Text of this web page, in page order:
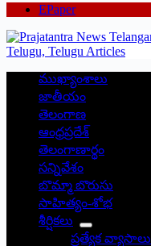
EPaper
ముఖ్యాంశాలు
జాతీయం
తెలంగాణ
ఆంధ్రప్రదేశ్
తెలంగాణార్థం
సన్నివేశం
బొమ్మా బొరుసు
సాహిత్యం-శోభ
శీర్షికలు
ప్రత్యేక వ్యాసాలు